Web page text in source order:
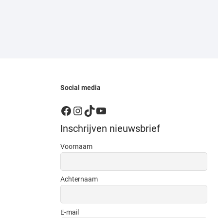
Social media
Facebook
Instagram
TikTok
YouTube
Inschrijven nieuwsbrief
Voornaam
Achternaam
E-mail